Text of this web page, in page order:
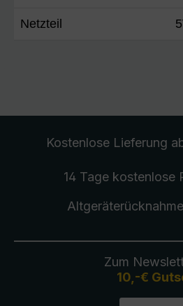
Netzteil
Kostenlose Lieferung
14 Tage kostenlose
Altgeräterücknahme
Zum
10,-€